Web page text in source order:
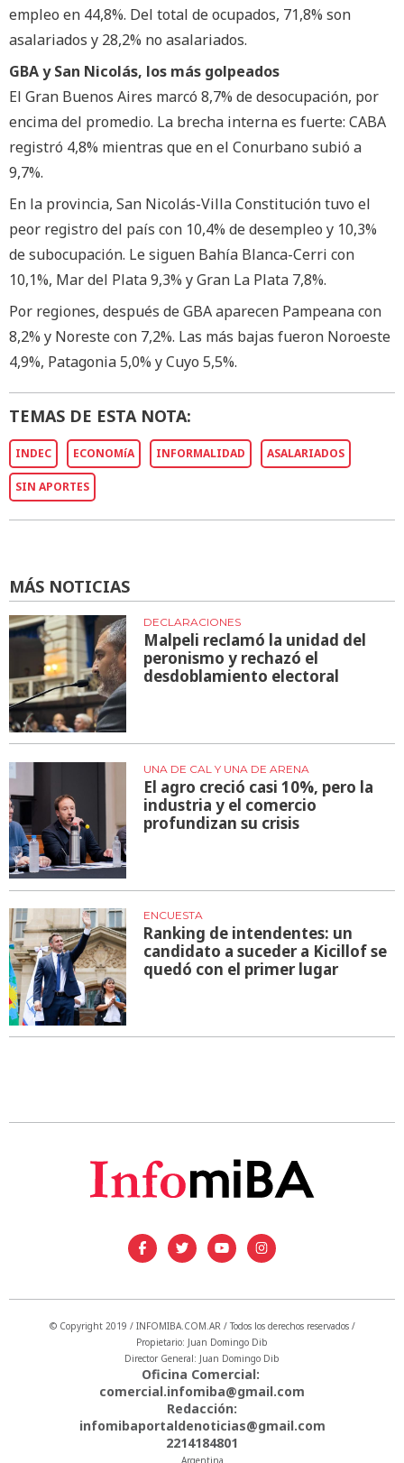
empleo en 44,8%. Del total de ocupados, 71,8% son
asalariados y 28,2% no asalariados.
GBA y San Nicolás, los más golpeados
El Gran Buenos Aires marcó 8,7% de desocupación, por
encima del promedio. La brecha interna es fuerte: CABA
registró 4,8% mientras que en el Conurbano subió a
9,7%.
En la provincia, San Nicolás-Villa Constitución tuvo el
peor registro del país con 10,4% de desempleo y 10,3%
de subocupación. Le siguen Bahía Blanca-Cerri con
10,1%, Mar del Plata 9,3% y Gran La Plata 7,8%.
Por regiones, después de GBA aparecen Pampeana con
8,2% y Noreste con 7,2%. Las más bajas fueron Noroeste
4,9%, Patagonia 5,0% y Cuyo 5,5%.
TEMAS DE ESTA NOTA:
INDEC ECONOMíA INFORMALIDAD ASALARIADOS
SIN APORTES
MÁS NOTICIAS
DECLARACIONES
Malpeli reclamó la unidad del
peronismo y rechazó el
desdoblamiento electoral
UNA DE CAL Y UNA DE ARENA
El agro creció casi 10%, pero la
industria y el comercio
profundizan su crisis
ENCUESTA
Ranking de intendentes: un
candidato a suceder a Kicillof se
quedó con el primer lugar
© Copyright 2019 / INFOMIBA.COM.AR / Todos los derechos reservados /
Propietario: Juan Domingo Dib
Director General: Juan Domingo Dib
Oficina Comercial:
comercial.infomiba@gmail.com
Redacción:
infomibaportaldenoticias@gmail.com
2214184801
Argentina